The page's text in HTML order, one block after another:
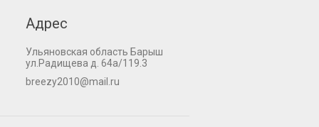
Адрес
Ульяновская область Барыш
ул.Радищева д. 64а/119.3
breezy2010@mail.ru